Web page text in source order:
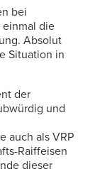
bei
einmal die
Absolut
Situation in
der
und
auch als VRP
Raiffeisen
dieser